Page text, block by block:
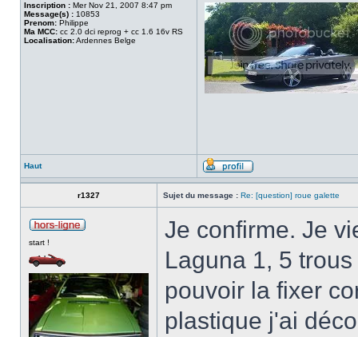
Inscription : Mer Nov 21, 2007 8:47 pm
Message(s) : 10853
Prenom: Philippe
Ma MCC: cc 2.0 dci reprog + cc 1.6 16v RS
Localisation:Ardennes Belge
Haut
r1327 Sujet du message : Re: [question] roue galette
start !
Je confirme. Je
Laguna 1, 5
pouvoir la fixer
plastique j'ai